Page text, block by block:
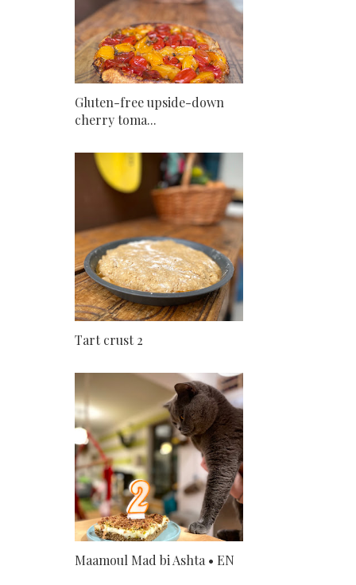
Gluten-free upside-down
cherry toma...
Tart crust 2
Maamoul Mad bi Ashta • EN